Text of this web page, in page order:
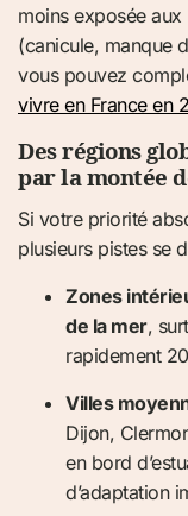
moins exposée
(canicule, manque
vous pouvez
vivre en France en
Des régions
par la montée
Si votre priorité
plusieurs pistes se
Zones
de la mer,
rapidement
Villes
Dijon,
en bord
d’adaptation